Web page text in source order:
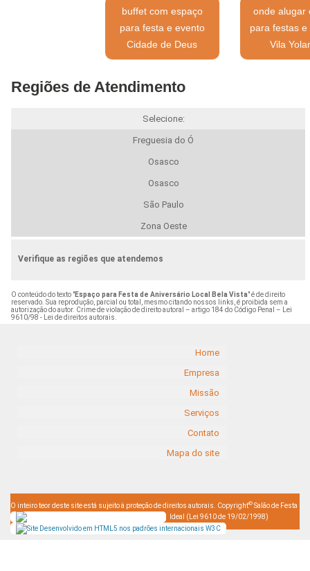
buffet com espaço
para festa e evento
Cidade de Deus
onde alugar
para festas e
Vila
Regiões de Atendimento
Selecione:
Freguesia do Ó
Osasco
Osasco
São Paulo
Zona Oeste
Verifique as regiões que atendemos
O conteúdo do texto "Espaço para Festa de Aniversário Local Bela Vista" é de direito
reservado. Sua reprodução, parcial ou total, mesmo citando nossos links, é proibida sem a
autorização do autor. Crime de violação de direito autoral – artigo 184 do Código Penal –
Lei
9610/98 - Lei de direitos autorais
Home
Empresa
Missão
Serviços
Contato
Mapa do site
O inteiro teor deste site está sujeito à proteção de direitos autorais. Copyright© Salão de Festa
Ideal (Lei 9610 de 19/02/1998)